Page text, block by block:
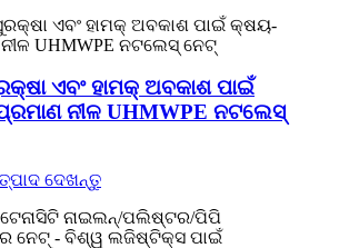
ଏବଂ ହାମକ୍ ଅବକାଶ ପାଇଁ
ନୀଳ UHMWPE ନଟଲେସ୍
ଦେଖନ୍ତୁ